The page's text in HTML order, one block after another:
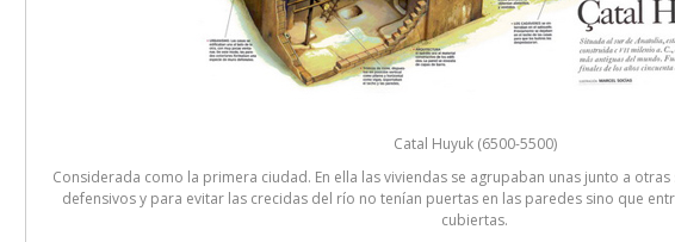
Catal Huyuk (6500-5500)
Considerada como la primera ciudad. En ella las viviendas se agrupaban unas junto a
defensivos y para evitar las crecidas del río no tenían puertas en las paredes sino que
cubiertas.